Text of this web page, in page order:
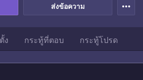
ส่งข้อความ more_horiz
ง กระทู้ที่ตอบ กระทู้โปรด